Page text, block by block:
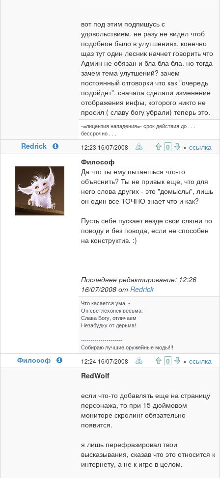
вот под этим подпишусь с
удовольствием. не разу не видел чтоб
подобное было в улутшениях, конечно
щаз тут один лесник начнет говорить что
Админ не обязан и бла бла бла. но тогда
зачем тема улутшений? зачем
постоянный отговорки что как "очередь
подойдет". сначала сделали изменение
отображения инфы, которого никто не
просил ( славу богу убрали) теперь это.
-=лицензия нападения=- срок действия до . . .
бессрочно . . .
Redrick 12:23 16/07/2008 0 » ссылка
Философ
Да что ты ему пытаешься что-то
объяснить? Ты не привык еще, что для
него слова других - это "домыслы", лишь
он один все ТОЧНО знает что и как?
Пусть себе пускает везде свои слюни по
поводу и без повода, если не способен
на конструктив. :)
Последнее редактирование: 12:26
16/07/2008 от Redrick
Что касается ума, -
Он светлехонек весьма:
Слава Богу, отличаем
Незабудку от дерьма!
---------------------
Собираю лучшие оружейные моды!!!
Философ 12:24 16/07/2008 0 » ссылка
RedWolf
если что-то добавлять еще на страницу
персонажа, то при 15 дюймовом
мониторе скролинг обязательно
появится.
я лишь перефразировал твои
высказывания, сказав что это относится к
интернету, а не к игре в целом.